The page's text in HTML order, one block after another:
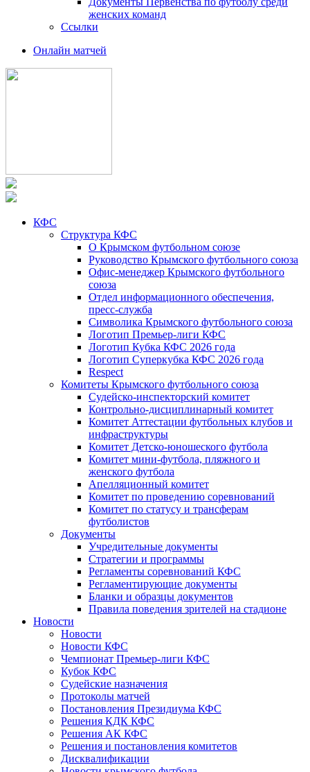
женских команд
Ссылки
Онлайн матчей
КФС
Структура КФС
О Крымском футбольном союзе
Руководство Крымского футбольного союза
Офис-менеджер Крымского футбольного
союза
Отдел информационного обеспечения,
пресс-служба
Символика Крымского футбольного союза
Логотип Премьер-лиги КФС
Логотип Кубка КФС 2026 года
Логотип Суперкубка КФС 2026 года
Respect
Комитеты Крымского футбольного союза
Судейско-инспекторский комитет
Контрольно-дисциплинарный комитет
Комитет Аттестации футбольных клубов и
инфраструктуры
Комитет Детско-юношеского футбола
Комитет мини-футбола, пляжного и
женского футбола
Апелляционный комитет
Комитет по проведению соревнований
Комитет по статусу и трансферам
футболистов
Документы
Учредительные документы
Стратегии и программы
Регламенты соревнований КФС
Регламентирующие документы
Бланки и образцы документов
Правила поведения зрителей на стадионе
Новости
Новости
Новости КФС
Чемпионат Премьер-лиги КФС
Кубок КФС
Судейские назначения
Протоколы матчей
Постановления Президиума КФС
Решения КДК КФС
Решения АК КФС
Решения и постановления комитетов
Дисквалификации